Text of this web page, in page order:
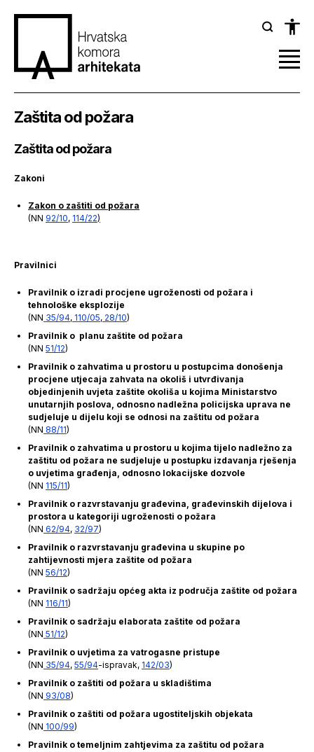
Zaštita od požara
Zaštita od požara
Zakoni
Zakon o zaštiti od požara
(NN 92/10, 114/22)
Pravilnici
Pravilnik o izradi procjene ugroženosti od požara i
tehnološke eksplozije
(NN 35/94, 110/05, 28/10)
Pravilnik o planu zaštite od požara
(NN 51/12)
Pravilnik o zahvatima u prostoru u postupcima donošenja
procjene utjecaja zahvata na okoliš i utvrđivanja
objedinjenih uvjeta zaštite okoliša u kojima Ministarstvo
unutarnjih poslova, odnosno nadležna policijska uprava ne
sudjeluje u dijelu koji se odnosi na zaštitu od požara
(NN 88/11)
Pravilnik o zahvatima u prostoru u kojima tijelo nadležno za
zaštitu od požara ne sudjeluje u postupku izdavanja rješenja
o uvjetima građenja, odnosno lokacijske dozvole
(NN 115/11)
Pravilnik o razvrstavanju građevina, građevinskih dijelova i
prostora u kategoriji ugroženosti o požara
(NN 62/94, 32/97)
Pravilnik o razvrstavanju građevina u skupine po
zahtijevnosti mjera zaštite od požara
(NN 56/12)
Pravilnik o sadržaju općeg akta iz područja zaštite od požara
(NN 116/11)
Pravilnik o sadržaju elaborata zaštite od požara
(NN 51/12)
Pravilnik o uvjetima za vatrogasne pristupe
(NN 35/94, 55/94-ispravak, 142/03)
Pravilnik o zaštiti od požara u skladištima
(NN 93/08)
Pravilnik o zaštiti od požara ugostiteljskih objekata
(NN 100/99)
Pravilnik o temeljnim zahtjevima za zaštitu od požara